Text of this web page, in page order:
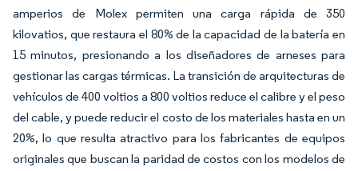
amperios de Molex permiten una carga rápida de 350
kilovatios, que restaura el 80% de la capacidad de la batería en
15 minutos, presionando a los diseñadores de arneses para
gestionar las cargas térmicas. La transición de arquitecturas de
vehículos de 400 voltios a 800 voltios reduce el calibre y el peso
del cable, y puede reducir el costo de los materiales hasta en un
20%, lo que resulta atractivo para los fabricantes de equipos
originales que buscan la paridad de costos con los modelos de